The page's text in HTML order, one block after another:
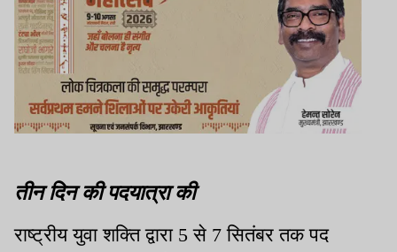
तीन दिन की पदयात्रा की
राष्ट्रीय युवा शक्ति द्वारा 5 से 7 सितंबर तक पद